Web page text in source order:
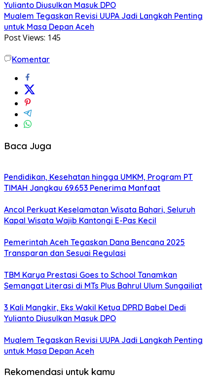
Yulianto Diusulkan Masuk DPO
Mualem Tegaskan Revisi UUPA Jadi Langkah Penting
untuk Masa Depan Aceh
Post Views: 145
Komentar
Baca Juga
Pendidikan, Kesehatan hingga UMKM, Program PT
TIMAH Jangkau 69.653 Penerima Manfaat
Ancol Perkuat Keselamatan Wisata Bahari, Seluruh
Kapal Wisata Wajib Kantongi E-Pas Kecil
Pemerintah Aceh Tegaskan Dana Bencana 2025
Transparan dan Sesuai Regulasi
TBM Karya Prestasi Goes to School Tanamkan
Semangat Literasi di MTs Plus Bahrul Ulum Sungailiat
3 Kali Mangkir, Eks Wakil Ketua DPRD Babel Dedi
Yulianto Diusulkan Masuk DPO
Mualem Tegaskan Revisi UUPA Jadi Langkah Penting
untuk Masa Depan Aceh
Rekomendasi untuk kamu